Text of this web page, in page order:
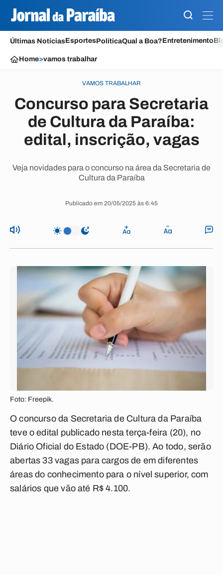
Últimas NotíciasEsportesPolíticaQual a Boa?Entretenimento
Home>vamos trabalhar
VAMOS TRABALHAR
Concurso para Secretaria
de Cultura da Paraíba:
edital, inscrição, vagas
Veja novidades para o concurso na área da Secretaria de
Cultura da Paraíba
Publicado em 20/05/2025 às 6:45
Foto: Freepik.
O concurso da Secretaria de Cultura da Paraíba
teve o edital publicado nesta terça-feira (20), no
Diário Oficial do Estado (DOE-PB). Ao todo, serão
abertas 33 vagas para cargos de em diferentes
áreas do conhecimento para o nível superior, com
salários que vão até R$ 4.100.